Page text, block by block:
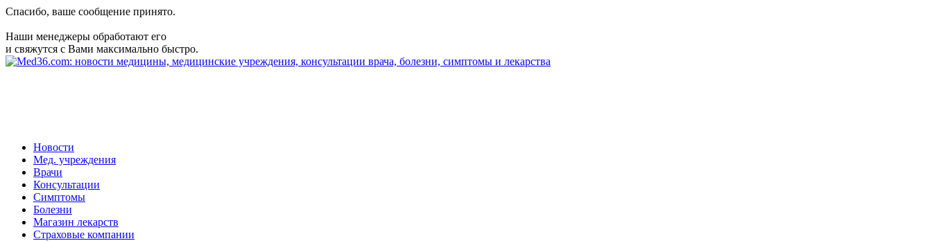
Спасибо, ваше сообщение принято.
Наши менеджеры обработают его
и свяжутся с Вами максимально быстро.
Новости
Мед. учреждения
Врачи
Консультации
Симптомы
Болезни
Магазин лекарств
Страховые компании